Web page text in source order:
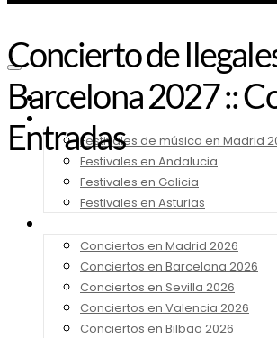
Noticias
Festivales de música en Madrid
Festivales en Andalucia
Festivales en Galicia
Festivales en Asturias
Conciertos en Madrid 2026
Conciertos en Barcelona 2026
Conciertos en Sevilla 2026
Conciertos en Valencia 2026
Conciertos en Bilbao 2026
Concierto de
Barcelona 2027 ::
Entradas